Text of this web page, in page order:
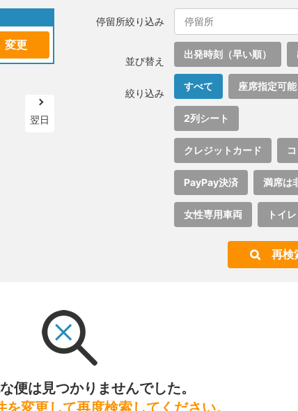
変更
翌日
停留所絞り込み
並び替え
出発時刻（早い順）
絞り込み
すべて 座席指定可能
2列シート
クレジットカード
PayPay決済 満席は
女性専用車両 トイレ
再検
便は見つかりませんでした。
を変更して再度検索してください。